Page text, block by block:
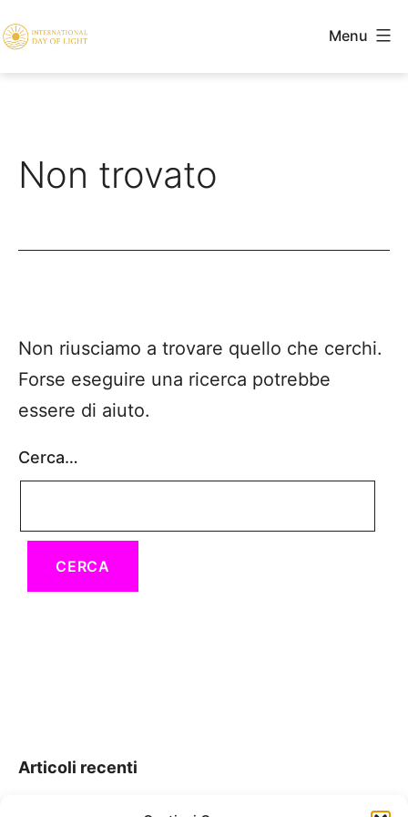
al
contenuto
Menu
Non trovato
Non riusciamo a trovare quello che cerchi.
Forse eseguire una ricerca potrebbe
essere di aiuto.
Cerca…
Articoli recenti